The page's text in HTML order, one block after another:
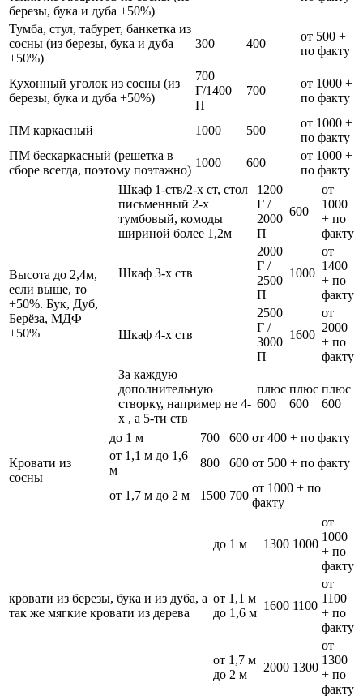
березы, бука и дуба +50%)
Тумба, стул, табурет, банкетка из
сосны (из березы, бука и дуба
+50%)
300 400
от 500 +
по факту
Кухонный уголок из сосны (из
березы, бука и дуба +50%)
700
Г/1400
П
700
от 1000 +
по факту
ПМ каркасный 1000 500
от 1000 +
по факту
ПМ бескаркасный (решетка в
сборе всегда, поэтому поэтажно)
1000 600
от 1000 +
по факту
Высота до 2,4м,
если выше, то
+50%. Бук, Дуб,
Берёза, МДФ
+50%
Шкаф 1-ств/2-х ст, стол
письменный 2-х
тумбовый, комоды
шириной более 1,2м
1200
Г /
2000
П
600
от
1000
+ по
факту
Шкаф 3-х ств
2000
Г /
2500
П
1000
от
1400
+ по
факту
Шкаф 4-х ств
2500
Г /
3000
П
1600
от
2000
+ по
факту
За каждую
дополнительную
створку, например не 4-
х , а 5-ти ств
плюс
600
плюс
600
плюс
600
Кровати из
сосны
до 1 м 700 600 от 400 + по факту
от 1,1 м до 1,6
м
800 600 от 500 + по факту
от 1,7 м до 2 м 1500 700
от 1000 + по
факту
кровати из березы, бука и из дуба, а
так же мягкие кровати из дерева
до 1 м 1300 1000
от
1000
+ по
факту
от 1,1 м
до 1,6 м
1600 1100
от
1100
+ по
факту
от 1,7 м
до 2 м
2000 1300
от
1300
+ по
факту